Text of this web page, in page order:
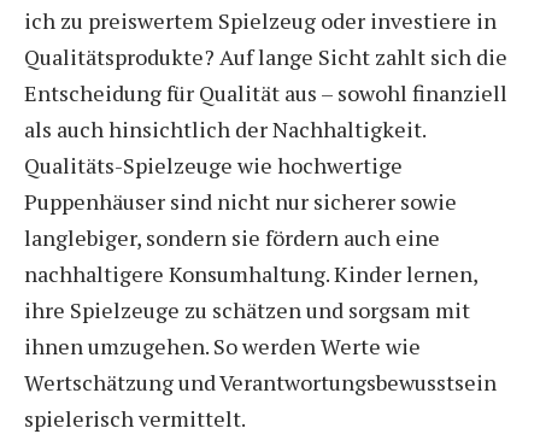
ich zu preiswertem Spielzeug oder investiere in
Qualitätsprodukte? Auf lange Sicht zahlt sich die
Entscheidung für Qualität aus – sowohl finanziell
als auch hinsichtlich der Nachhaltigkeit.
Qualitäts-Spielzeuge wie hochwertige
Puppenhäuser sind nicht nur sicherer sowie
langlebiger, sondern sie fördern auch eine
nachhaltigere Konsumhaltung. Kinder lernen,
ihre Spielzeuge zu schätzen und sorgsam mit
ihnen umzugehen. So werden Werte wie
Wertschätzung und Verantwortungsbewusstsein
spielerisch vermittelt.